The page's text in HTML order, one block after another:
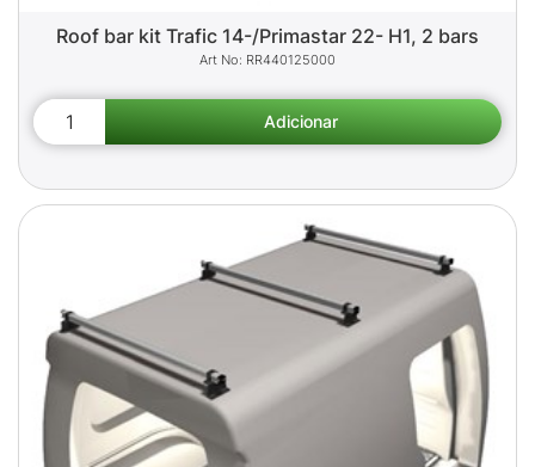
Roof bar kit Trafic 14-/Primastar 22- H1, 2 bars
RR440125000